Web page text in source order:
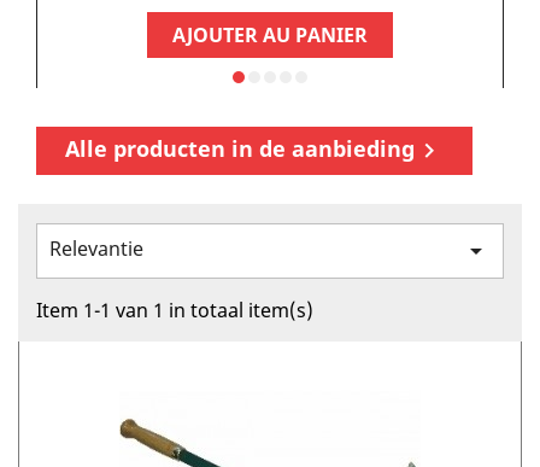
AJOUTER AU PANIER
Alle producten in de aanbieding 
Relevantie 
Item 1-1 van 1 in totaal item(s)